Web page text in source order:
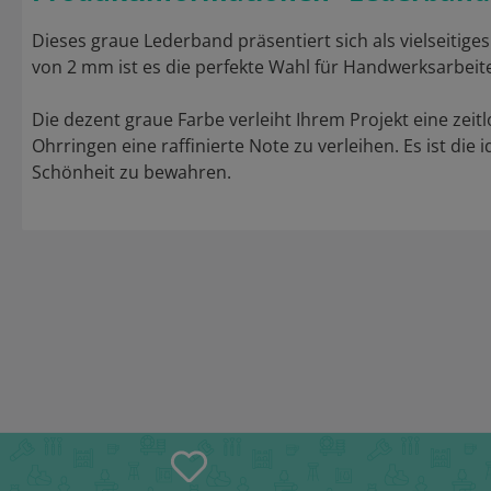
Dieses graue Lederband präsentiert sich als
von 2 mm ist es die perfekte Wahl für
Die dezent graue Farbe verleiht Ihrem Projekt eine
Ohrringen eine raffinierte Note zu verleihen. Es ist die
Schönheit zu bewahren.